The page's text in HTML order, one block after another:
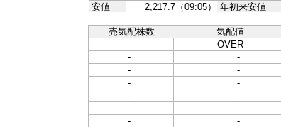
安値
2,217.7（09:05） 年初来安値
売気配株数 気配値
-
OVER
-
-
-
-
-
-
-
-
-
-
-
-